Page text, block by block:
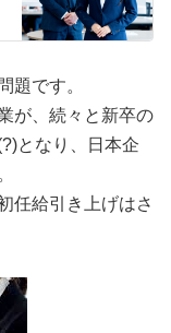
題です。
が、続々と新卒の
となり、日本企
任給引き上げはさ